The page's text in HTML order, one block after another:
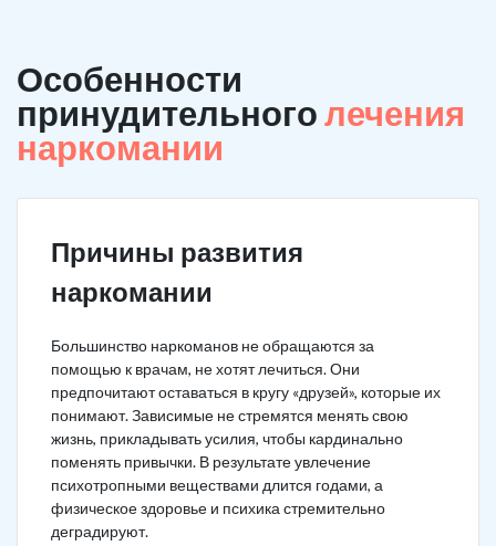
Особенности
принудительноголечения
наркомании
Причины развития
наркомании
Большинство наркоманов не обращаются за
помощью к врачам, не хотят лечиться. Они
предпочитают оставаться в кругу «друзей», которые их
понимают. Зависимые не стремятся менять свою
жизнь, прикладывать усилия, чтобы кардинально
поменять привычки. В результате увлечение
психотропными веществами длится годами, а
физическое здоровье и психика стремительно
деградируют.